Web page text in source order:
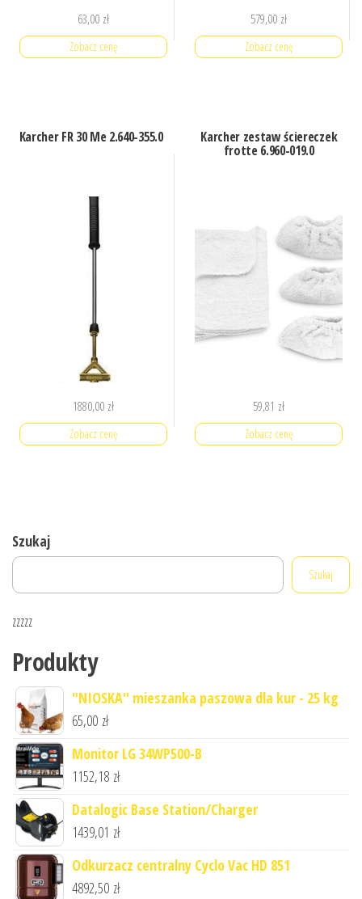
63,00 zł
Zobacz cenę
579,00 zł
Zobacz cenę
Karcher FR 30 Me 2.640-355.0
1880,00 zł
Zobacz cenę
Karcher zestaw ściereczek
frotte 6.960-019.0
59,81 zł
Zobacz cenę
Szukaj
Szukaj
zzzzz
Produkty
"NIOSKA" mieszanka paszowa dla kur - 25 kg
65,00 zł
Monitor LG 34WP500-B
1152,18 zł
Datalogic Base Station/Charger
1439,01 zł
Odkurzacz centralny Cyclo Vac HD 851
4892,50 zł